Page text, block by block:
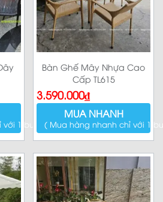
1 bước )
Bàn Ghế Mây Nhựa Cao
Cấp TL615
3.590.000₫
MUA NHANH
( Mua hàng nhanh chỉ với 1